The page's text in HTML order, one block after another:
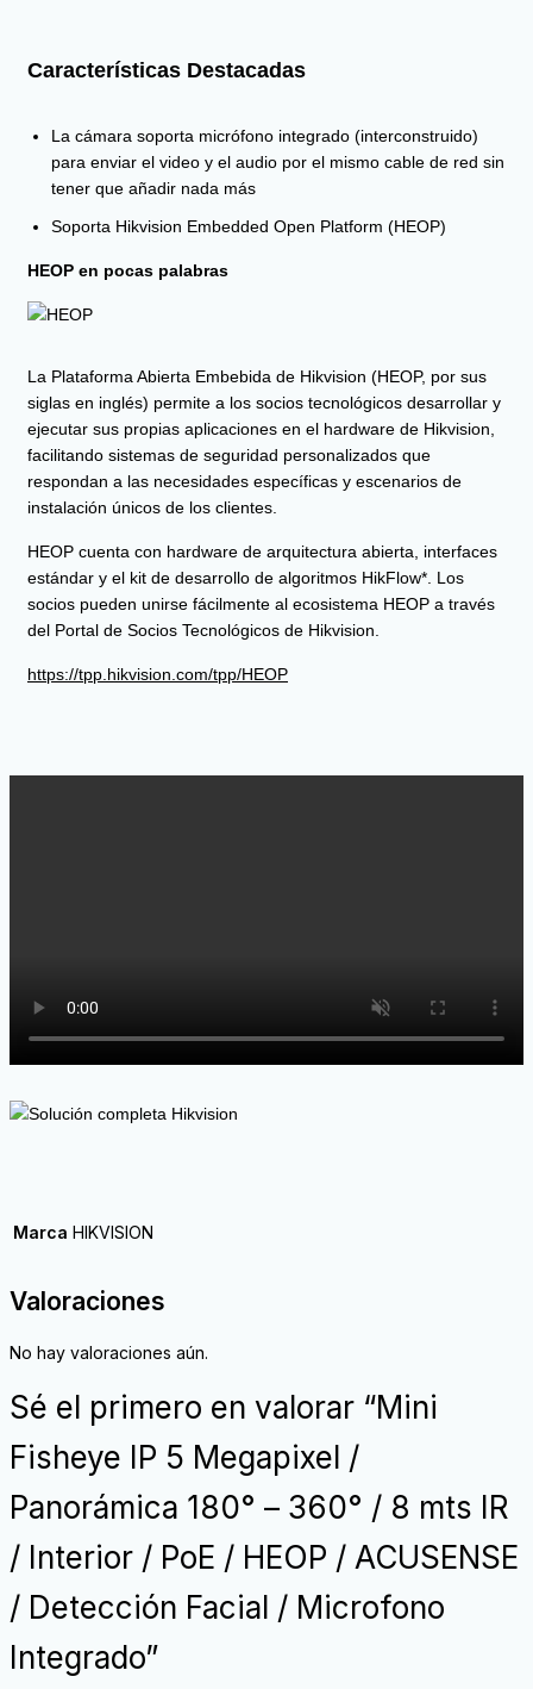
Características Destacadas
La cámara soporta micrófono integrado (interconstruido)
para enviar el video y el audio por el mismo cable de red sin
tener que añadir nada más
Soporta Hikvision Embedded Open Platform (HEOP)
HEOP en pocas palabras
La Plataforma Abierta Embebida de Hikvision (HEOP, por sus
siglas en inglés) permite a los socios tecnológicos desarrollar y
ejecutar sus propias aplicaciones en el hardware de Hikvision,
facilitando sistemas de seguridad personalizados que
respondan a las necesidades específicas y escenarios de
instalación únicos de los clientes.
HEOP cuenta con hardware de arquitectura abierta, interfaces
estándar y el kit de desarrollo de algoritmos HikFlow*. Los
socios pueden unirse fácilmente al ecosistema HEOP a través
del Portal de Socios Tecnológicos de Hikvision.
https://tpp.hikvision.com/tpp/HEOP
Marca HIKVISION
Valoraciones
No hay valoraciones aún.
Sé el primero en valorar “Mini
Fisheye IP 5 Megapixel /
Panorámica 180° – 360° / 8 mts IR
/ Interior / PoE / HEOP / ACUSENSE
/ Detección Facial / Microfono
Integrado”